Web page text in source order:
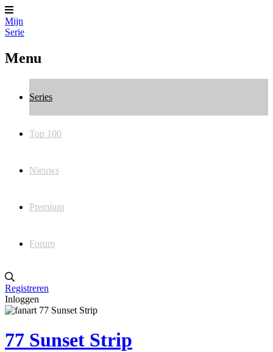
Mijn
Serie
Menu
Series
Top 100
Nieuws
Premium
Forum
Registreren
Inloggen
77 Sunset Strip